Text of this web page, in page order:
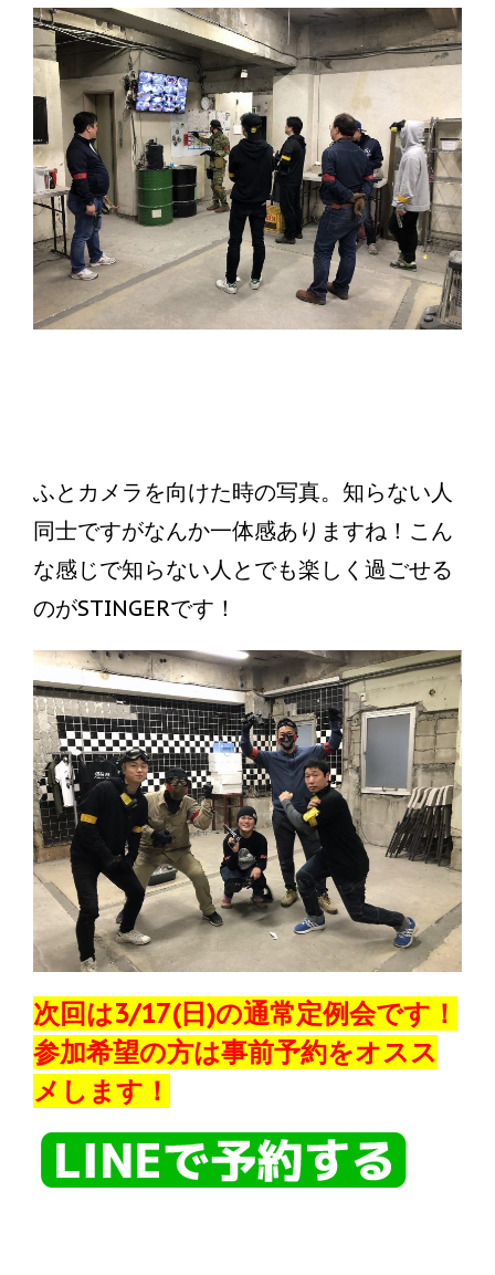
ふとカメラを向けた時の写真。知らない人
同士ですがなんか一体感ありますね！こん
な感じで知らない人とでも楽しく過ごせる
のがSTINGERです！
次回は3/17(日)の通常定例会です！
参加希望の方は事前予約をオスス
メします！